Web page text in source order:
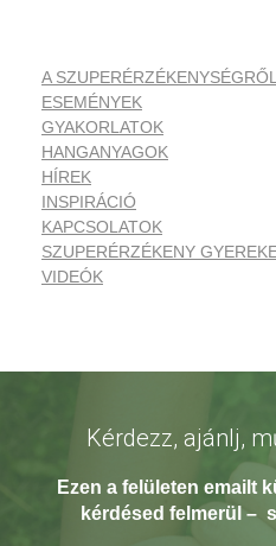
A SZUPERÉRZÉKENYSÉGRŐL
ESEMÉNYEK
GYAKORLATOK
HANGANYAGOK
HÍREK
INSPIRÁCIÓ
KAPCSOLATOK
SZUPERÉRZÉKENY
VIDEÓK
Kérdezz, ajánlj,
Ezen a felületen emailt
kérdésed felmerül –